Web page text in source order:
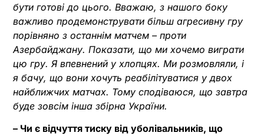
бути готові до цього. Вважаю, з нашого боку
важливо продемонструвати більш агресивну гру
порівняно з останнім матчем – проти
Азербайджану. Показати, що ми хочемо виграти
цю гру. Я впевнений у хлопцях. Ми розмовляли, і
я бачу, що вони хочуть реабілітуватися у двох
найближчих матчах. Тому сподіваюся, що завтра
буде зовсім інша збірна України.
– Чи є відчуття тиску від уболівальників, що